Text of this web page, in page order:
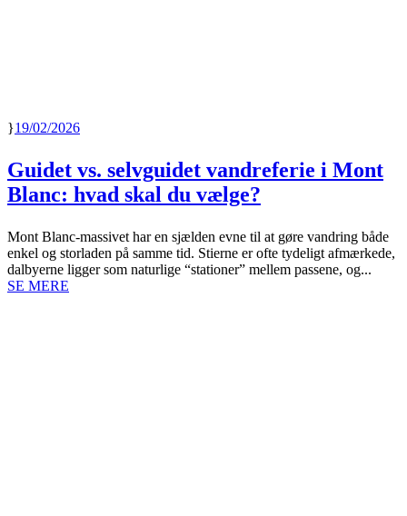
19/02/2026
Guidet vs. selvguidet vandreferie i Mont
Blanc: hvad skal du vælge?
Mont Blanc-massivet har en sjælden evne til at gøre vandring både
enkel og storladen på samme tid. Stierne er ofte tydeligt afmærkede,
dalbyerne ligger som naturlige “stationer” mellem passene, og...
SE MERE